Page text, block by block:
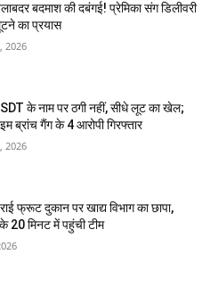
बदमाश की दबंगई! प्रेमिका संग डिलीवरी
का प्रयास
2026
के नाम पर ठगी नहीं, सीधे लूट का खेल;
ब्रांच गैंग के 4 आरोपी गिरफ्तार
2026
फ्रूट दुकान पर खाद्य विभाग का छापा,
20 मिनट में पहुंची टीम